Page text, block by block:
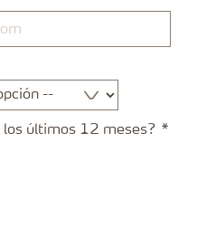
los últimos 12 meses?